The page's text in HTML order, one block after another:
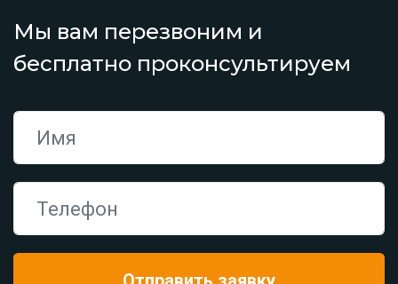
Мы вам перезвоним и
бесплатно проконсультируем